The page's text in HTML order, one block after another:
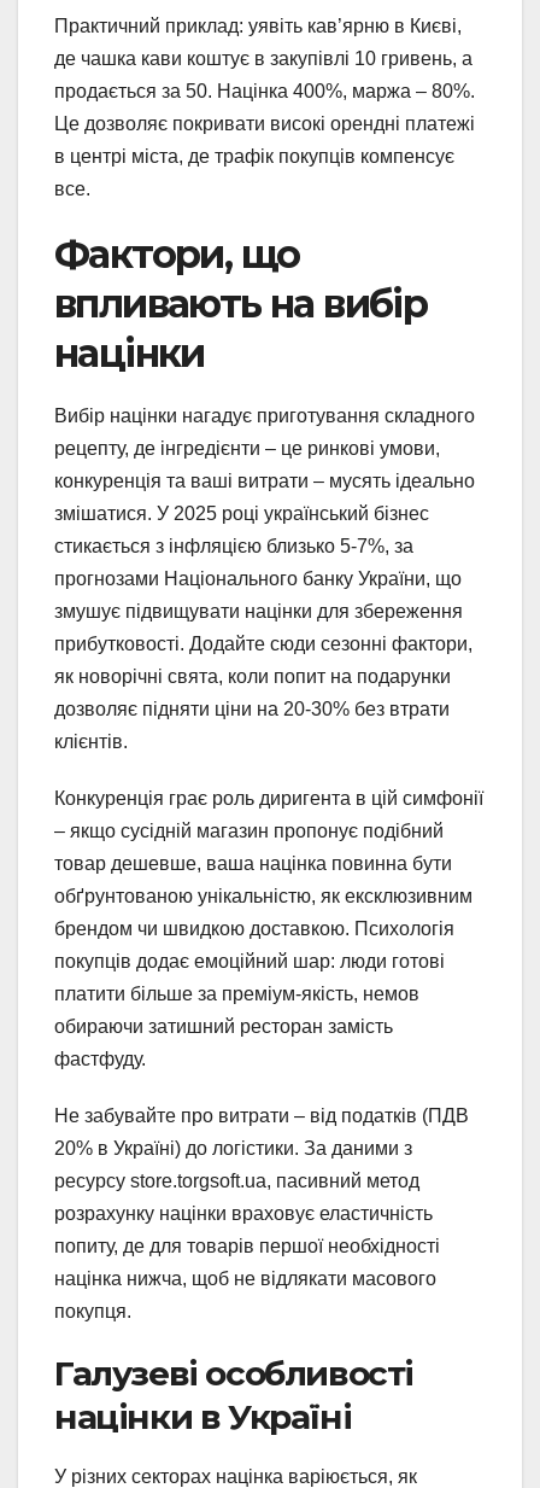
Практичний приклад: уявіть кав’ярню в Києві,
де чашка кави коштує в закупівлі 10 гривень, а
продається за 50. Націнка 400%, маржа – 80%.
Це дозволяє покривати високі орендні платежі
в центрі міста, де трафік покупців компенсує
все.
Фактори, що
впливають на вибір
націнки
Вибір націнки нагадує приготування складного
рецепту, де інгредієнти – це ринкові умови,
конкуренція та ваші витрати – мусять ідеально
змішатися. У 2025 році український бізнес
стикається з інфляцією близько 5-7%, за
прогнозами Національного банку України, що
змушує підвищувати націнки для збереження
прибутковості. Додайте сюди сезонні фактори,
як новорічні свята, коли попит на подарунки
дозволяє підняти ціни на 20-30% без втрати
клієнтів.
Конкуренція грає роль диригента в цій симфонії
– якщо сусідній магазин пропонує подібний
товар дешевше, ваша націнка повинна бути
обґрунтованою унікальністю, як ексклюзивним
брендом чи швидкою доставкою. Психологія
покупців додає емоційний шар: люди готові
платити більше за преміум-якість, немов
обираючи затишний ресторан замість
фастфуду.
Не забувайте про витрати – від податків (ПДВ
20% в Україні) до логістики. За даними з
ресурсу store.torgsoft.ua, пасивний метод
розрахунку націнки враховує еластичність
попиту, де для товарів першої необхідності
націнка нижча, щоб не відлякати масового
покупця.
Галузеві особливості
націнки в Україні
У різних секторах націнка варіюється, як